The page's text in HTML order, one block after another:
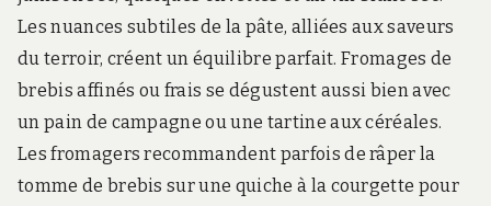
Les nuances subtiles de la pâte, alliées aux saveurs
du terroir, créent un équilibre parfait. Fromages de
brebis affinés ou frais se dégustent aussi bien avec
un pain de campagne ou une tartine aux céréales.
Les fromagers recommandent parfois de râper la
tomme de brebis sur une quiche à la courgette pour